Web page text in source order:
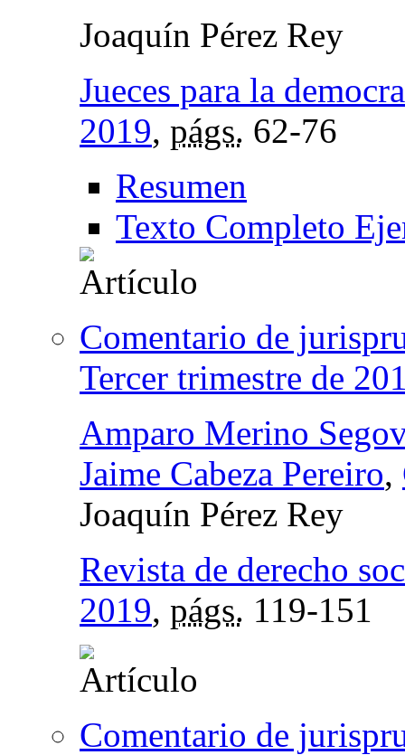
Joaquín Pérez Rey
Jueces para la
2019, págs. 62-76
Resumen
Texto Completo
Comentario de
Tercer trimestre de
Amparo Merino
Jaime Cabeza Pereiro,
Joaquín Pérez Rey
Revista de derecho
2019, págs. 119-151
Comentario de